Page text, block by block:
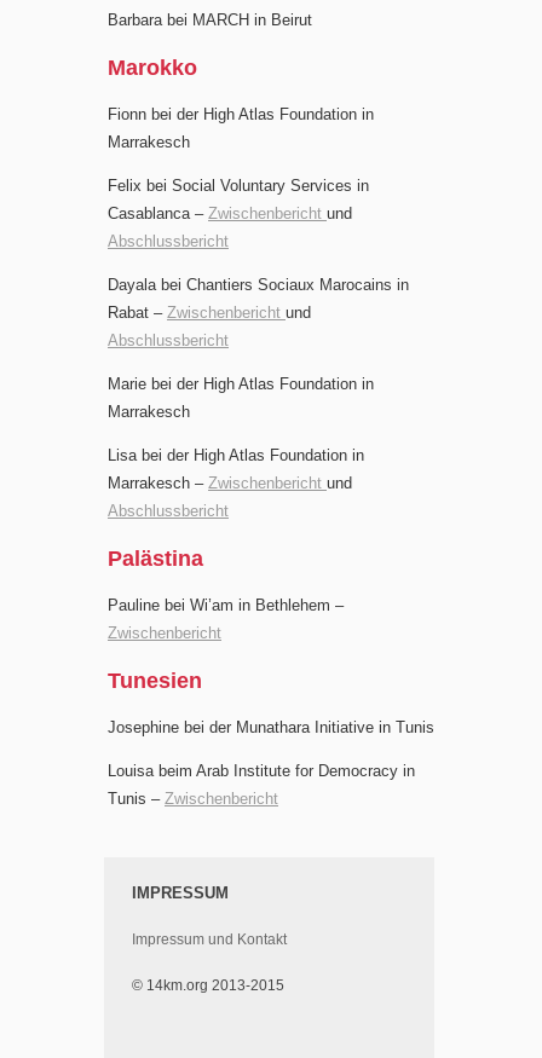
Barbara bei MARCH in Beirut
Marokko
Fionn bei der High Atlas Foundation in
Marrakesch
Felix bei Social Voluntary Services in
Casablanca – Zwischenbericht und
Abschlussbericht
Dayala bei Chantiers Sociaux Marocains in
Rabat – Zwischenbericht und
Abschlussbericht
Marie bei der High Atlas Foundation in
Marrakesch
Lisa bei der High Atlas Foundation in
Marrakesch – Zwischenbericht und
Abschlussbericht
Palästina
Pauline bei Wi’am in Bethlehem –
Zwischenbericht
Tunesien
Josephine bei der Munathara Initiative in Tunis
Louisa beim Arab Institute for Democracy in
Tunis – Zwischenbericht
IMPRESSUM
Impressum und Kontakt
© 14km.org 2013-2015